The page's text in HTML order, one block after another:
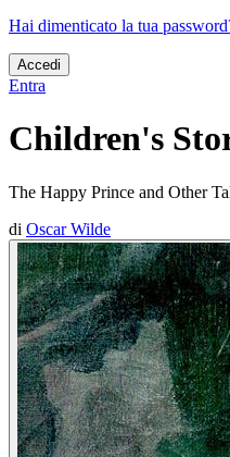
Hai dimenticato la tua
Accedi
Entra
Children's
The Happy Prince and Other
di Oscar Wilde